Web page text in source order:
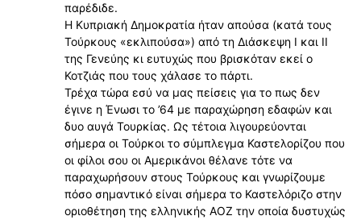
παρέδιδε.
Η Κυπριακή Δημοκρατία ήταν απούσα (κατά τους
Τούρκους «εκλιπούσα») από τη Διάσκεψη Ι και ΙΙ
της Γενεύης κι ευτυχώς που βρισκόταν εκεί ο
Κοτζιάς που τους χάλασε το πάρτι.
Τρέχα τώρα εσύ να μας πείσεις για το πως δεν
έγινε η Ένωσι το ’64 με παραχώρηση εδαφών και
δυο αυγά Τουρκίας. Ως τέτοια λιγουρεύονται
σήμερα οι Τούρκοι το σύμπλεγμα Καστελορίζου που
οι φίλοι σου οι Αμερικάνοι θέλανε τότε να
παραχωρήσουν στους Τούρκους και γνωρίζουμε
πόσο σημαντικό είναι σήμερα το Καστελόριζο στην
οριοθέτηση της ελληνικής ΑΟΖ την οποία δυστυχώς